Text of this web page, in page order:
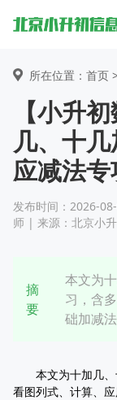
所在位置：首页
【小升
几、十
应减法
发布时间：2026-
师 | 来源：北京小
摘
要
本文为
习，含
础加减
本文为十加几、
看图列式、计算、